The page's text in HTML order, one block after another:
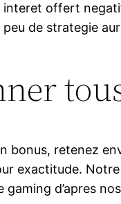
interet offert
de strategie
bonus, retenez
exactitude.
d’apres